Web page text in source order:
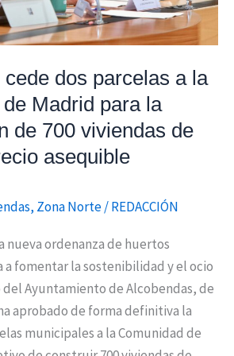
dos parcelas a la
Madrid para la
de 700 viviendas de
asequible
, Zona Norte/REDACCIÓN
nueva ordenanza de huertos
a fomentar la sostenibilidad y el ocio
Ayuntamiento de Alcobendas, de
aprobado de forma definitiva la
municipales a la Comunidad de